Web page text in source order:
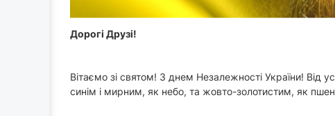
Дорогі Друзі!
Вітаємо зі святом! З днем Незалежності України!
синім і мирним, як небо, та жовто-золотистим, як